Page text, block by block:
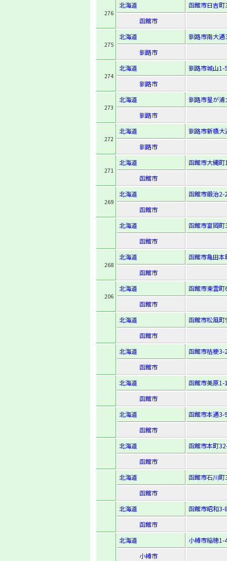
276
北海道
函館市日吉
函館市
275
北海道
釧路市南大
釧路市
274
北海道
釧路市城山1-
釧路市
273
北海道
釧路市星が
釧路市
272
北海道
釧路市新橋
釧路市
271
北海道
函館市大縄町
函館市
269
北海道
函館市鍛治2-
函館市
北海道
函館市富岡
函館市
268
北海道
函館市亀田
函館市
206
北海道
函館市東雲
函館市
北海道
函館市松風町
函館市
北海道
函館市桔梗3-
函館市
北海道
函館市美原1-
函館市
北海道
函館市本通3-
函館市
北海道
函館市本町
函館市
北海道
函館市石川
函館市
北海道
函館市昭和3-
函館市
北海道
小樽市稲穂1-
小樽市